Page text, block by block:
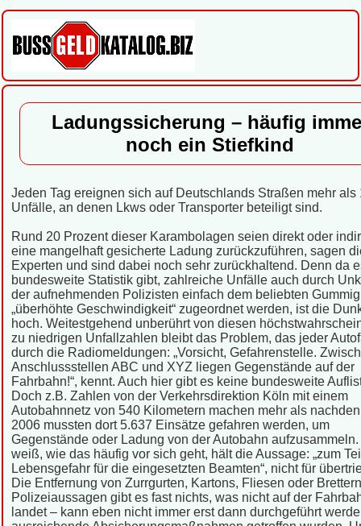
Ladungssicherung – häufig
noch ein Stiefkind
Jeden Tag ereignen sich auf Deutschlands Straßen mehr als
Unfälle, an denen Lkws oder Transporter beteiligt sind.
Rund 20 Prozent dieser Karambolagen seien direkt oder
eine mangelhaft gesicherte Ladung zurückzuführen, sagen
Experten und sind dabei noch sehr zurückhaltend. Denn da
bundesweite Statistik gibt, zahlreiche Unfälle auch durch
der aufnehmenden Polizisten einfach dem beliebten
„überhöhte Geschwindigkeit“ zugeordnet werden, ist die
hoch. Weitestgehend unberührt von diesen
zu niedrigen Unfallzahlen bleibt das Problem, das jeder
durch die Radiomeldungen: „Vorsicht, Gefahrenstelle.
Anschlussstellen ABC und XYZ liegen Gegenstände auf der
Fahrbahn!“, kennt. Auch hier gibt es keine bundesweite
Doch z.B. Zahlen von der Verkehrsdirektion Köln mit einem
Autobahnnetz von 540 Kilometern machen mehr als
2006 mussten dort 5.637 Einsätze gefahren werden, um
Gegenstände oder Ladung von der Autobahn aufzusammeln.
weiß, wie das häufig vor sich geht, hält die Aussage: „zum
Lebensgefahr für die eingesetzten Beamten“, nicht für
Die Entfernung von Zurrgurten, Kartons, Fliesen oder
Polizeiaussagen gibt es fast nichts, was nicht auf der
landet – kann eben nicht immer erst dann durchgeführt